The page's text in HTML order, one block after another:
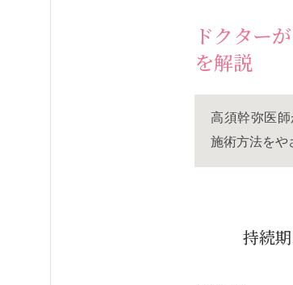
ドクター
を解説
高須幹弥医
施術方法をや
持続